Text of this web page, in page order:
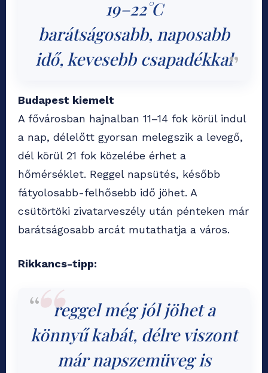
19–22°C
barátságosabb, naposabb
idő, kevesebb csapadékkal
Budapest kiemelt
A fővárosban hajnalban 11–14 fok körül indul
a nap, délelőtt gyorsan melegszik a levegő,
dél körül 21 fok közelébe érhet a
hőmérséklet. Reggel napsütés, később
fátyolosabb-felhősebb idő jöhet. A
csütörtöki zivatarveszély után pénteken már
barátságosabb arcát mutathatja a város.
Rikkancs-tipp:
reggel még jól jöhet a
könnyű kabát, délre viszont
már napszemüveg is